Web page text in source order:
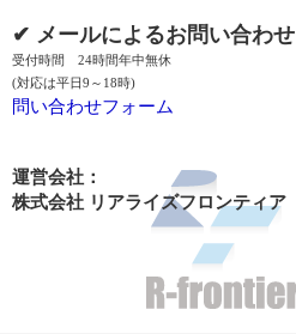
✔ メールによるお問い合わせ
受付時間 24時間年中無休
(対応は平日9～18時)
問い合わせフォーム
運営会社：
株式会社 リアライズフロンティア